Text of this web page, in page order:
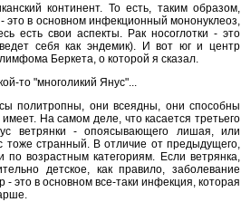
континент. То есть, таким образом,
в основном инфекционный мононуклеоз,
есть свои аспекты. Рак носоглотки - это
себя как эндемик). И вот юг и центр
Беркета, о которой я сказал.
то "многоликий Янус"...
политропны, они всеядны, они способны
На самом деле, что касается третьего
ветрянки - опоясывающего лишая, или
тоже странный. В отличие от предыдущего,
по возрастным категориям. Если ветрянка,
детское, как правило, заболевание
это в основном все-таки инфекция, которая